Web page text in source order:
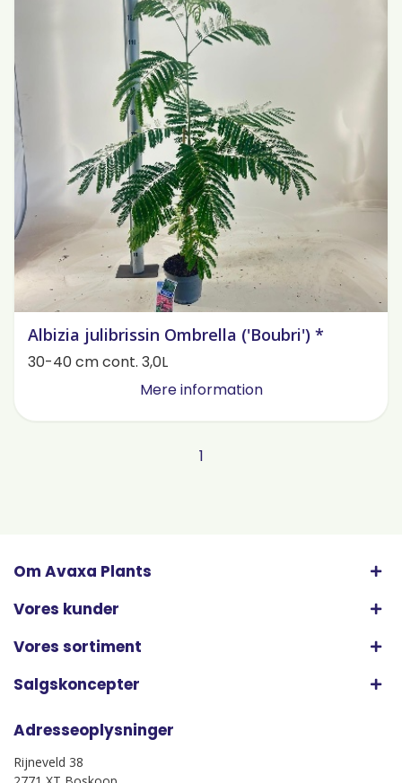
Albizia julibrissin Ombrella ('Boubri') *
30-40 cm cont. 3,0L
Mere information
1
Om Avaxa Plants
Vores kunder
Vores sortiment
Salgskoncepter
Adresseoplysninger
Rijneveld 38